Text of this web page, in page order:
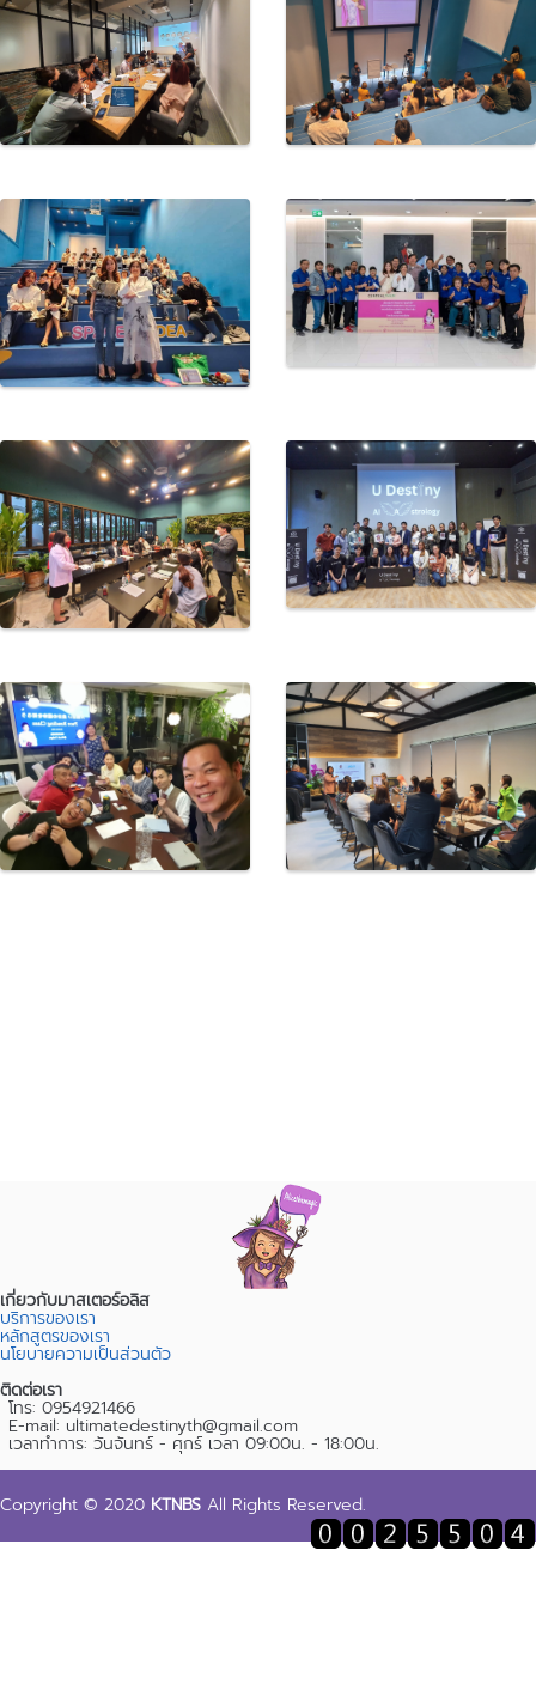
เกี่ยวกับมาสเตอร์อลิส
บริการของเรา
หลักสูตรของเรา
นโยบายความเป็นส่วนตัว
ติดต่อเรา
โทร: 0954921466
E-mail: ultimatedestinyth@gmail.com
เวลาทำการ: วันจันทร์ - ศุกร์ เวลา 09:00น. - 18:00น.
Copyright © 2020 KTNBS All Rights Reserved.